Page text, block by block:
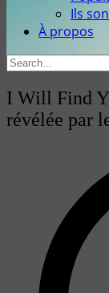
Ils
À propos
I Will Find
révélée par